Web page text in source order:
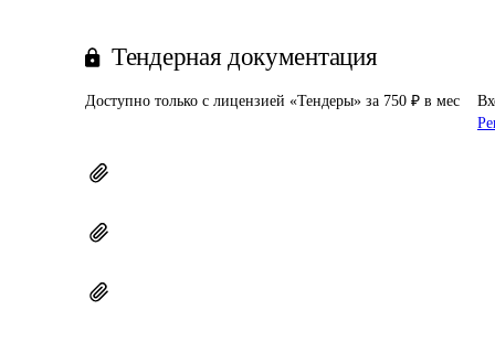
Тендерная документация
Доступно только с лицензией «Тендеры» за 750 ₽ в мес